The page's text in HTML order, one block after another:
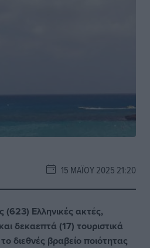
15 ΜΑΪ́ΟΥ 2025 21:20
(623) Ελληνικές ακτές,
δεκαεπτά (17) τουριστικά
διεθνές βραβείο ποιότητας